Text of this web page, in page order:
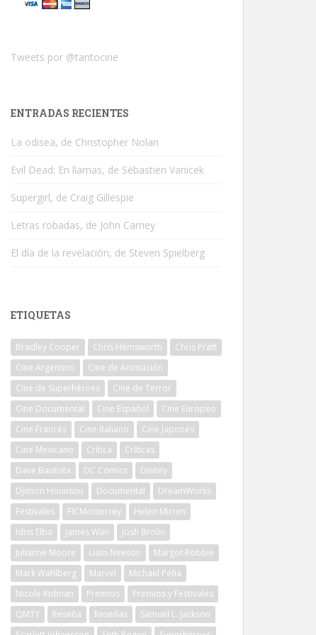
Tweets por @tantocine
ENTRADAS RECIENTES
La odisea, de Christopher Nolan
Evil Dead: En llamas, de Sébastien Vanicek
Supergirl, de Craig Gillespie
Letras robadas, de John Carney
El día de la revelación, de Steven Spielberg
ETIQUETAS
Bradley Cooper Chris Hemsworth
Chris Pratt
Cine Argentino
Cine de Animación
Cine de Superhéroes
Cine de Terror
Cine Documental
Cine Español
Cine Europeo
Cine Francés
Cine Italiano
Cine Japonés
Cine Mexicano
Crítica
Críticas
Dave Bautista
DC Comics
Disney
Djimon Hounsou
Documental
DreamWorks
Festivales
FICMonterrey
Helen Mirren
Idris Elba
James Wan
Josh Brolin
Julianne Moore
Liam Neeson
Margot Robbie
Mark Wahlberg
Marvel
Michael Peña
Nicole Kidman
Premios
Premios y Festivales
QMTY
Reseña Reseñas
Samuel L. Jackson